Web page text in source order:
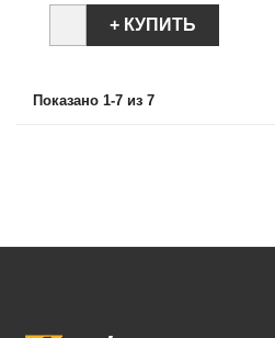
+ КУПИТЬ
Показано 1-7 из 7